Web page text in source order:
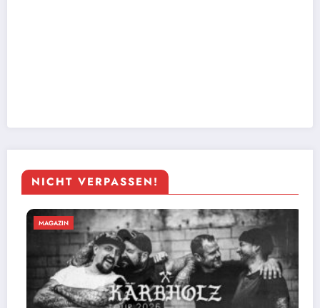
NICHT VERPASSEN!
MAGAZIN